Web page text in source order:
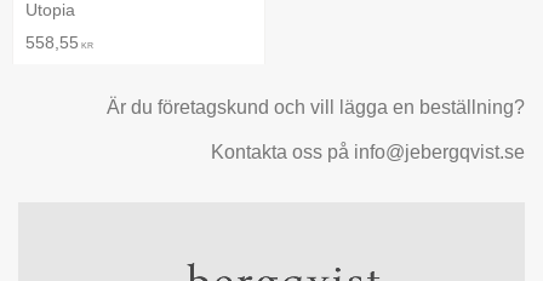
Utopia
558,55 KR
Är du företagskund och vill lägga en beställning?
Kontakta oss på info@jebergqvist.se